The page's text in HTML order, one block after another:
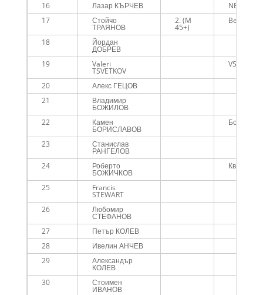
16 Лазар КЪРЧЕВ
NEXT
17
Стойчо
ТРАЯНОВ
2. (M
45+)
18 Йордан
ДОБРЕВ
19
Valeri
TSVETKOV
VS
20
Алекс ГЕЦОВ
21
Владимир
БОЖИЛОВ
22
Камен
БОРИСЛАВОВ
23 Станислав
РАНГЕЛОВ
24
Роберто
БОЖИЧКОВ
Квасбург
25 Francis
STEWART
26
Любомир
СТЕФАНОВ
27
Петър КОЛЕВ
28
Ивелин АНЧЕВ
29
Александър
КОЛЕВ
30
Стоимен
ИВАНОВ